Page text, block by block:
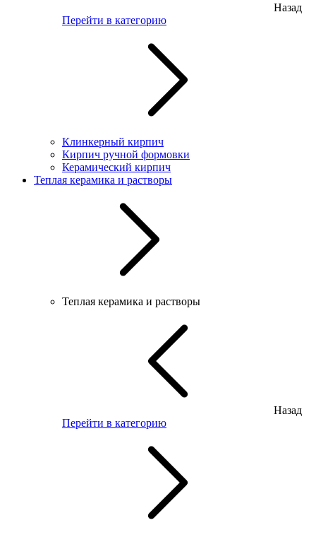
Назад
Перейти в категорию
Клинкерный кирпич
Кирпич ручной формовки
Керамический кирпич
Теплая керамика и растворы
Теплая керамика и растворы
Назад
Перейти в категорию